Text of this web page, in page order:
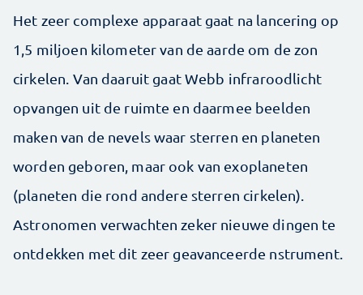
Het zeer complexe apparaat gaat na lancering op
1,5 miljoen kilometer van de aarde om de zon
cirkelen. Van daaruit gaat Webb infraroodlicht
opvangen uit de ruimte en daarmee beelden
maken van de nevels waar sterren en planeten
worden geboren, maar ook van exoplaneten
(planeten die rond andere sterren cirkelen).
Astronomen verwachten zeker nieuwe dingen te
ontdekken met dit zeer geavanceerde nstrument.